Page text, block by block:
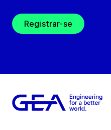
Registrar-se